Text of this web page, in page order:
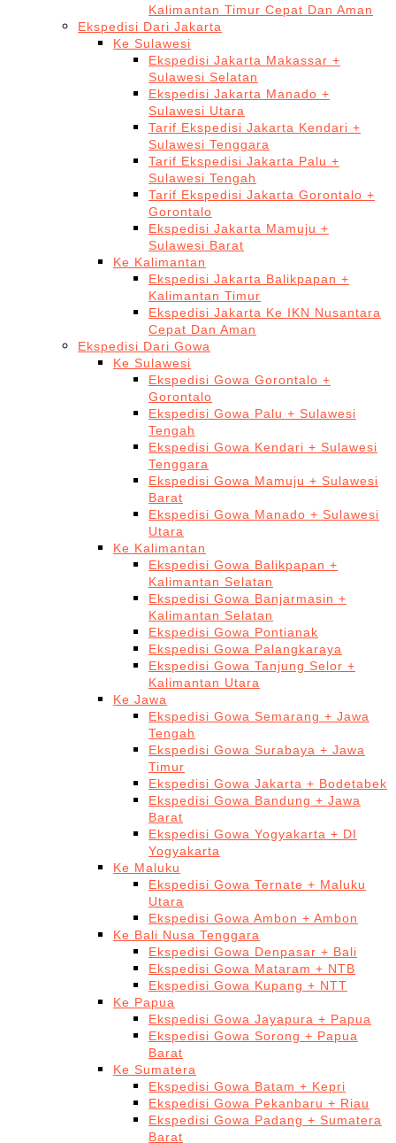
Kalimantan Timur Cepat Dan Aman
Ekspedisi Dari Jakarta
Ke Sulawesi
Ekspedisi Jakarta Makassar +
Sulawesi Selatan
Ekspedisi Jakarta Manado +
Sulawesi Utara
Tarif Ekspedisi Jakarta Kendari +
Sulawesi Tenggara
Tarif Ekspedisi Jakarta Palu +
Sulawesi Tengah
Tarif Ekspedisi Jakarta Gorontalo +
Gorontalo
Ekspedisi Jakarta Mamuju +
Sulawesi Barat
Ke Kalimantan
Ekspedisi Jakarta Balikpapan +
Kalimantan Timur
Ekspedisi Jakarta Ke IKN Nusantara
Cepat Dan Aman
Ekspedisi Dari Gowa
Ke Sulawesi
Ekspedisi Gowa Gorontalo +
Gorontalo
Ekspedisi Gowa Palu + Sulawesi
Tengah
Ekspedisi Gowa Kendari + Sulawesi
Tenggara
Ekspedisi Gowa Mamuju + Sulawesi
Barat
Ekspedisi Gowa Manado + Sulawesi
Utara
Ke Kalimantan
Ekspedisi Gowa Balikpapan +
Kalimantan Selatan
Ekspedisi Gowa Banjarmasin +
Kalimantan Selatan
Ekspedisi Gowa Pontianak
Ekspedisi Gowa Palangkaraya
Ekspedisi Gowa Tanjung Selor +
Kalimantan Utara
Ke Jawa
Ekspedisi Gowa Semarang + Jawa
Tengah
Ekspedisi Gowa Surabaya + Jawa
Timur
Ekspedisi Gowa Jakarta + Bodetabek
Ekspedisi Gowa Bandung + Jawa
Barat
Ekspedisi Gowa Yogyakarta + DI
Yogyakarta
Ke Maluku
Ekspedisi Gowa Ternate + Maluku
Utara
Ekspedisi Gowa Ambon + Ambon
Ke Bali Nusa Tenggara
Ekspedisi Gowa Denpasar + Bali
Ekspedisi Gowa Mataram + NTB
Ekspedisi Gowa Kupang + NTT
Ke Papua
Ekspedisi Gowa Jayapura + Papua
Ekspedisi Gowa Sorong + Papua
Barat
Ke Sumatera
Ekspedisi Gowa Batam + Kepri
Ekspedisi Gowa Pekanbaru + Riau
Ekspedisi Gowa Padang + Sumatera
Barat